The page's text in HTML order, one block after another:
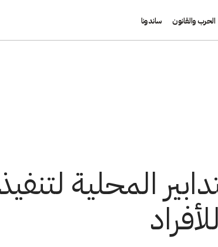
الحرب والقانون ساندونا
المحلية